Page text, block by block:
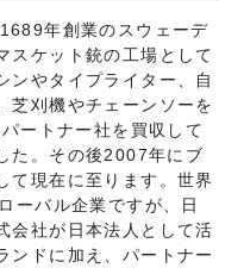
年創業のスウェーデ
スケット銃の工場として
ンやタイプライター、自
芝刈機やチェーンソーを
ートナー社を買収して
た。その後2007年にブ
て現在に至ります。世界
ーバル企業ですが、日
会社が日本法人として活
ンドに加え、パートナー